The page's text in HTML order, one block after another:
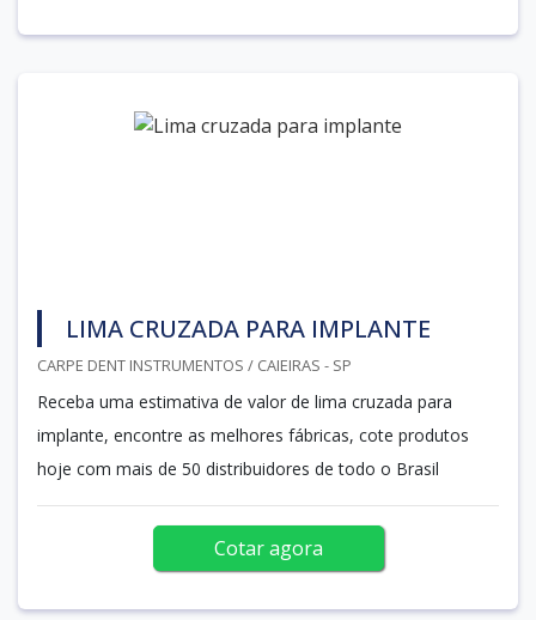
LIMA CRUZADA PARA IMPLANTE
CARPE DENT INSTRUMENTOS / CAIEIRAS - SP
Receba uma estimativa de valor de lima cruzada para
implante, encontre as melhores fábricas, cote produtos
hoje com mais de 50 distribuidores de todo o Brasil
Cotar agora